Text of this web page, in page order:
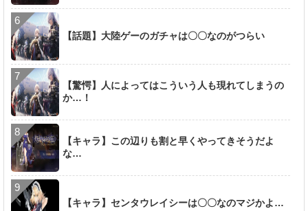
【話題】大陸ゲーのガチャは〇〇なのがつらい
【驚愕】人によってはこういう人も現れてしまうの
か…！
【キャラ】この辺りも割と早くやってきそうだよ
な…
【キャラ】センタウレイシーは〇〇なのマジかよ…